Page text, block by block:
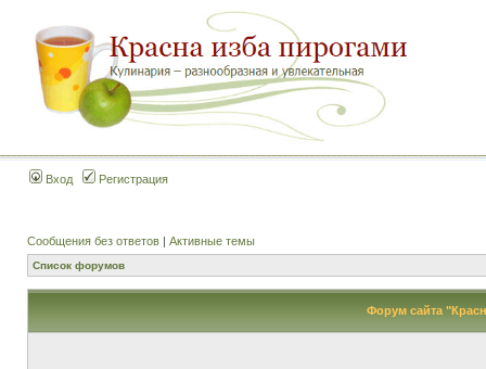
Вход Регистрация
Сообщения без ответов | Активные темы
Список форумов
Форум сайта